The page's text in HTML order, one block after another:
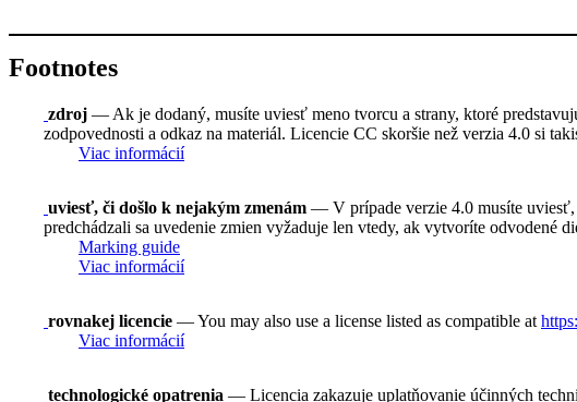
Footnotes
zdroj — Ak je dodaný, musíte uviesť meno tvorcu a strany, ktoré
zodpovednosti a odkaz na materiál. Licencie CC skoršie než verzia 4.0 si
Viac informácií
uviesť, či došlo k nejakým zmenám — V prípade verzie 4.0 musíte uviesť,
predchádzali sa uvedenie zmien vyžaduje len vtedy, ak vytvoríte odvodené
Marking guide
Viac informácií
rovnakej licencie — You may also use a license listed as compatible at
Viac informácií
technologické opatrenia — Licencia zakazuje uplatňovanie účinných